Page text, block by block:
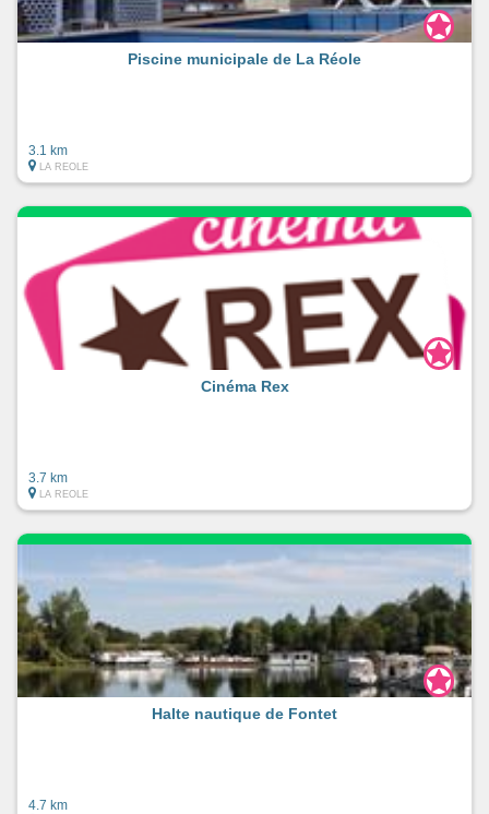
Piscine municipale de La Réole
3.1 km
LA REOLE
Cinéma Rex
3.7 km
LA REOLE
Halte nautique de Fontet
4.7 km